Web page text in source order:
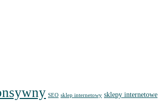
SEO sklep internetowy sklepy internetowe